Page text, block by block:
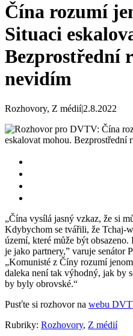
Čína rozumí
Situaci
Bezprostřední
nevidím
Rozhovory, Z médií|2.8.2022
„Čína vysílá jasný vzkaz, že si
Kdybychom se tvářili, že Tchaj-
území, které může být
je jako partnery,” varuje senátor
„Komunisté z Číny rozumí
daleka není tak výhodný, jak by
by byly obrovské.“
Pusťte si rozhovor na webu
Rubriky: Rozhovory, Z médií